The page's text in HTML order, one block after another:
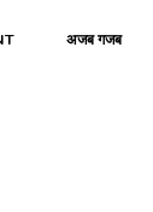
अजब गजब